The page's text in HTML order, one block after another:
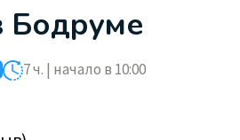
Бодруме
7 ч. | начало в 10:00